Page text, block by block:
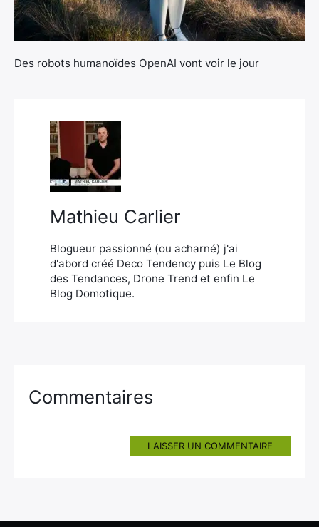
Des robots humanoïdes OpenAI vont voir le jour
Mathieu Carlier
Blogueur passionné (ou acharné) j'ai
d'abord créé Deco Tendency puis Le Blog
des Tendances, Drone Trend et enfin Le
Blog Domotique.
Commentaires
LAISSER UN COMMENTAIRE
×
: